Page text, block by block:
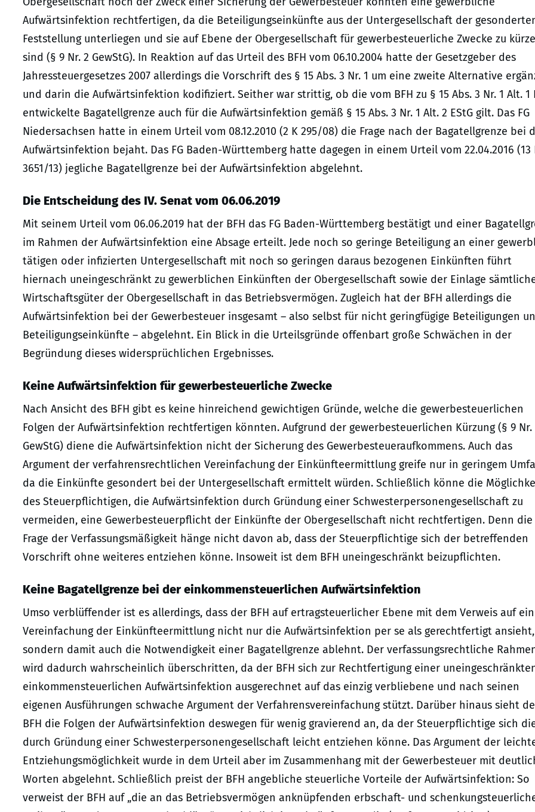
Aufwärtsinfektion rechtfertigen, da die Beteiligungseinkünfte aus der Untergesellschaft der
Feststellung unterliegen und sie auf Ebene der Obergesellschaft für gewerbesteuerliche Zwecke zu
sind (§ 9 Nr. 2 GewStG). In Reaktion auf das Urteil des BFH vom 06.10.2004 hatte der Gesetzgeber des
Jahressteuergesetzes 2007 allerdings die Vorschrift des § 15 Abs. 3 Nr. 1 um eine zweite Alternative
und darin die Aufwärtsinfektion kodifiziert. Seither war strittig, ob die vom BFH zu § 15 Abs. 3 Nr. 1 Alt. 1
entwickelte Bagatellgrenze auch für die Aufwärtsinfektion gemäß § 15 Abs. 3 Nr. 1 Alt. 2 EStG gilt. Das FG
Niedersachsen hatte in einem Urteil vom 08.12.2010 (2 K 295/08) die Frage nach der Bagatellgrenze bei
Aufwärtsinfektion bejaht. Das FG Baden-Württemberg hatte dagegen in einem Urteil vom 22.04.2016 (13
3651/13) jegliche Bagatellgrenze bei der Aufwärtsinfektion abgelehnt.
Die Entscheidung des IV. Senat vom 06.06.2019
Mit seinem Urteil vom 06.06.2019 hat der BFH das FG Baden-Württemberg bestätigt und einer
im Rahmen der Aufwärtsinfektion eine Absage erteilt. Jede noch so geringe Beteiligung an einer
tätigen oder infizierten Untergesellschaft mit noch so geringen daraus bezogenen Einkünften führt
hiernach uneingeschränkt zu gewerblichen Einkünften der Obergesellschaft sowie der Einlage
Wirtschaftsgüter der Obergesellschaft in das Betriebsvermögen. Zugleich hat der BFH allerdings die
Aufwärtsinfektion bei der Gewerbesteuer insgesamt – also selbst für nicht geringfügige Beteiligungen
Beteiligungseinkünfte – abgelehnt. Ein Blick in die Urteilsgründe offenbart große Schwächen in der
Begründung dieses widersprüchlichen Ergebnisses.
Keine Aufwärtsinfektion für gewerbesteuerliche Zwecke
Nach Ansicht des BFH gibt es keine hinreichend gewichtigen Gründe, welche die gewerbesteuerlichen
Folgen der Aufwärtsinfektion rechtfertigen könnten. Aufgrund der gewerbesteuerlichen Kürzung (§ 9 Nr.
GewStG) diene die Aufwärtsinfektion nicht der Sicherung des Gewerbesteueraufkommens. Auch das
Argument der verfahrensrechtlichen Vereinfachung der Einkünfteermittlung greife nur in geringem
da die Einkünfte gesondert bei der Untergesellschaft ermittelt würden. Schließlich könne die
des Steuerpflichtigen, die Aufwärtsinfektion durch Gründung einer Schwesterpersonengesellschaft zu
vermeiden, eine Gewerbesteuerpflicht der Einkünfte der Obergesellschaft nicht rechtfertigen. Denn die
Frage der Verfassungsmäßigkeit hänge nicht davon ab, dass der Steuerpflichtige sich der betreffenden
Vorschrift ohne weiteres entziehen könne. Insoweit ist dem BFH uneingeschränkt beizupflichten.
Keine Bagatellgrenze bei der einkommensteuerlichen Aufwärtsinfektion
Umso verblüffender ist es allerdings, dass der BFH auf ertragsteuerlicher Ebene mit dem Verweis auf
Vereinfachung der Einkünfteermittlung nicht nur die Aufwärtsinfektion per se als gerechtfertigt ansieht,
sondern damit auch die Notwendigkeit einer Bagatellgrenze ablehnt. Der verfassungsrechtliche
wird dadurch wahrscheinlich überschritten, da der BFH sich zur Rechtfertigung einer
einkommensteuerlichen Aufwärtsinfektion ausgerechnet auf das einzig verbliebene und nach seinen
eigenen Ausführungen schwache Argument der Verfahrensvereinfachung stützt. Darüber hinaus sieht
BFH die Folgen der Aufwärtsinfektion deswegen für wenig gravierend an, da der Steuerpflichtige sich
durch Gründung einer Schwesterpersonengesellschaft leicht entziehen könne. Das Argument der
Entziehungsmöglichkeit wurde in dem Urteil aber im Zusammenhang mit der Gewerbesteuer mit
Worten abgelehnt. Schließlich preist der BFH angebliche steuerliche Vorteile der Aufwärtsinfektion: So
verweist der BFH auf „die an das Betriebsvermögen anknüpfenden erbschaft- und